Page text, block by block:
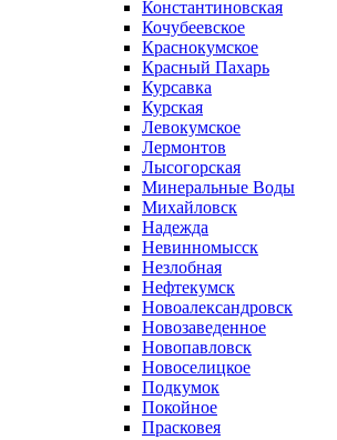
Константиновская
Кочубеевское
Краснокумское
Красный Пахарь
Курсавка
Курская
Левокумское
Лермонтов
Лысогорская
Минеральные Воды
Михайловск
Надежда
Невинномысск
Незлобная
Нефтекумск
Новоалександровск
Новозаведенное
Новопавловск
Новоселицкое
Подкумок
Покойное
Прасковея